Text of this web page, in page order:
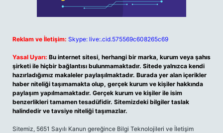
Reklam ve İletişim: Skype: live:.cid.575569c608265c69
Yasal Uyarı: Bu internet sitesi, herhangi bir marka, kurum veya şahıs
şirketi ile hiçbir bağlantısı bulunmamaktadır. Sitede yalnızca kendi
hazırladığımız makaleler paylaşılmaktadır. Burada yer alan içerikler
haber niteliği taşımamakta olup, gerçek kurum ve kişiler hakkında
paylaşım yapılmamaktadır. Gerçek kurum ve kişiler ile isim
benzerlikleri tamamen tesadüfidir. Sitemizdeki bilgiler taslak
halindedir ve tavsiye niteliği taşımazlar.
Sitemiz, 5651 Sayılı Kanun gereğince Bilgi Teknolojileri ve İletişim